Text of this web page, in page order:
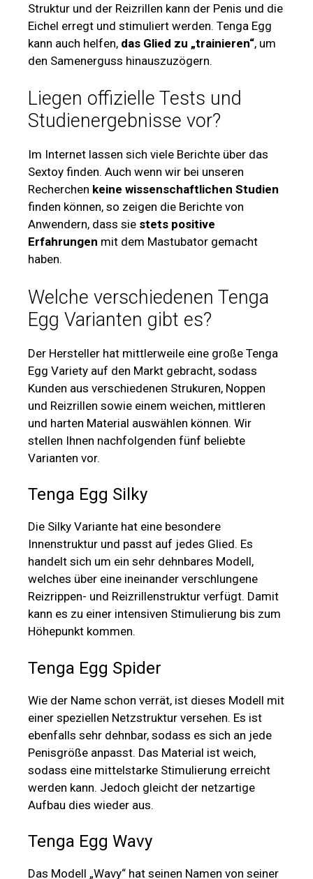
Struktur und der Reizrillen kann der Penis und die
Eichel erregt und stimuliert werden. Tenga Egg
kann auch helfen, das Glied zu „trainieren“, um
den Samenerguss hinauszuzögern.
Liegen offizielle Tests und
Studienergebnisse vor?
Im Internet lassen sich viele Berichte über das
Sextoy finden. Auch wenn wir bei unseren
Recherchen keine wissenschaftlichen Studien
finden können, so zeigen die Berichte von
Anwendern, dass sie stets positive
Erfahrungen mit dem Mastubator gemacht
haben.
Welche verschiedenen Tenga
Egg Varianten gibt es?
Der Hersteller hat mittlerweile eine große Tenga
Egg Variety auf den Markt gebracht, sodass
Kunden aus verschiedenen Strukuren, Noppen
und Reizrillen sowie einem weichen, mittleren
und harten Material auswählen können. Wir
stellen Ihnen nachfolgenden fünf beliebte
Varianten vor.
Tenga Egg Silky
Die Silky Variante hat eine besondere
Innenstruktur und passt auf jedes Glied. Es
handelt sich um ein sehr dehnbares Modell,
welches über eine ineinander verschlungene
Reizrippen- und Reizrillenstruktur verfügt. Damit
kann es zu einer intensiven Stimulierung bis zum
Höhepunkt kommen.
Tenga Egg Spider
Wie der Name schon verrät, ist dieses Modell mit
einer speziellen Netzstruktur versehen. Es ist
ebenfalls sehr dehnbar, sodass es sich an jede
Penisgröße anpasst. Das Material ist weich,
sodass eine mittelstarke Stimulierung erreicht
werden kann. Jedoch gleicht der netzartige
Aufbau dies wieder aus.
Tenga Egg Wavy
Das Modell „Wavy“ hat seinen Namen von seiner